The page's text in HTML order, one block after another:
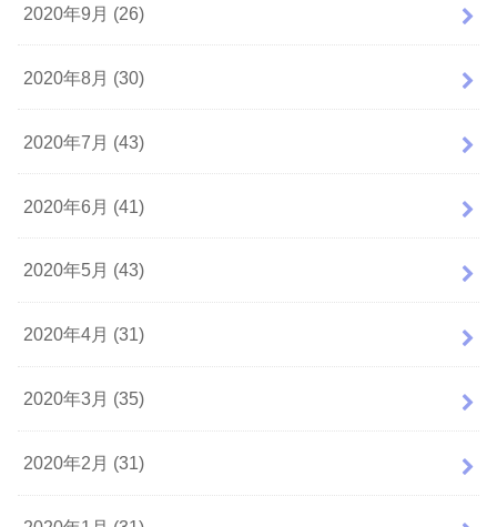
2020年9月 (26)
2020年8月 (30)
2020年7月 (43)
2020年6月 (41)
2020年5月 (43)
2020年4月 (31)
2020年3月 (35)
2020年2月 (31)